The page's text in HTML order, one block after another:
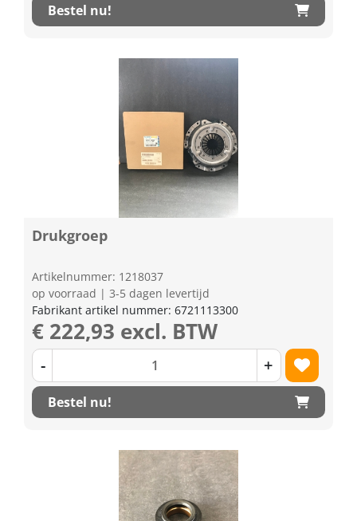
Bestel nu!
Drukgroep
Artikelnummer: 1218037
op voorraad | 3-5 dagen levertijd
Fabrikant artikel nummer: 6721113300
€ 222,93 excl. BTW
- +
Bestel nu!